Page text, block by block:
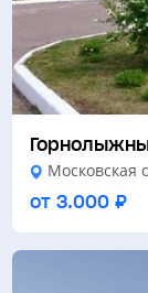
Московская
от 3.000 ₽